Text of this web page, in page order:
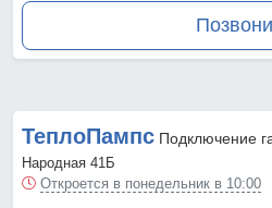
ТеплоПампс Подключение
Народная 41Б
Откроется в понедельник в 10:00